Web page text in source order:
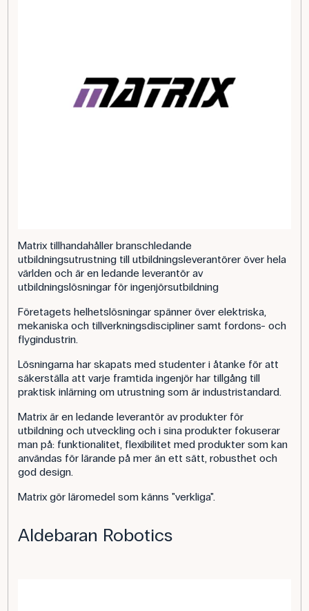
Matrix tillhandahåller branschledande
utbildningsutrustning till utbildningsleverantörer över hela
världen och är en ledande leverantör av
utbildningslösningar för ingenjörsutbildning
Företagets helhetslösningar spänner över elektriska,
mekaniska och tillverkningsdiscipliner samt fordons- och
flygindustrin.
Lösningarna har skapats med studenter i åtanke för att
säkerställa att varje framtida ingenjör har tillgång till
praktisk inlärning om utrustning som är industristandard.
Matrix är en ledande leverantör av produkter för
utbildning och utveckling och i sina produkter fokuserar
man på: funktionalitet, flexibilitet med produkter som kan
användas för lärande på mer än ett sätt, robusthet och
god design.
Matrix gör läromedel som känns "verkliga".
Aldebaran Robotics